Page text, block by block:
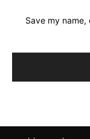
Save my